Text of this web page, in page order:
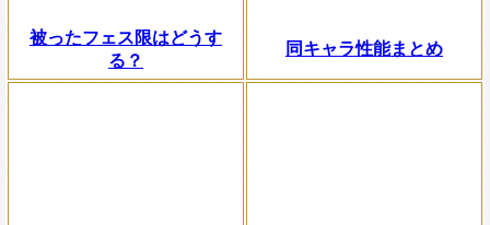
被ったフェス限はどうす
る？
同キャラ性能まとめ